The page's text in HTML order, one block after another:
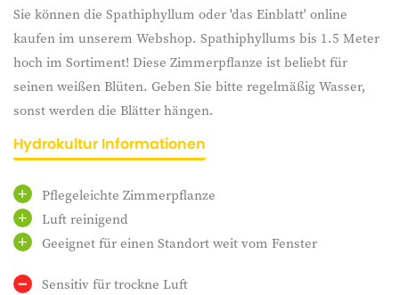
Sie können die Spathiphyllum oder 'das Einblatt' online
kaufen im unserem Webshop. Spathiphyllums bis 1.5 Meter
hoch im Sortiment! Diese Zimmerpflanze ist beliebt für
seinen weißen Blüten. Geben Sie bitte regelmäßig Wasser,
sonst werden die Blätter hängen.
Hydrokultur Informationen
Pflegeleichte Zimmerpflanze
Luft reinigend
Geeignet für einen Standort weit vom Fenster
Sensitiv für trockne Luft